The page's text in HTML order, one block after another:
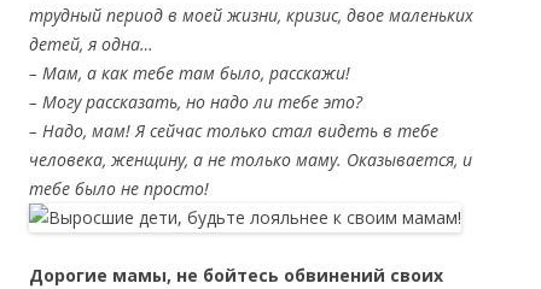
трудный период в моей жизни, кризис, двое маленьких
детей, я одна…
– Мам, а как тебе там было, расскажи!
– Могу рассказать, но надо ли тебе это?
– Надо, мам! Я сейчас только стал видеть в тебе
человека, женщину, а не только маму. Оказывается, и
тебе было не просто!
Дорогие мамы, не бойтесь обвинений своих